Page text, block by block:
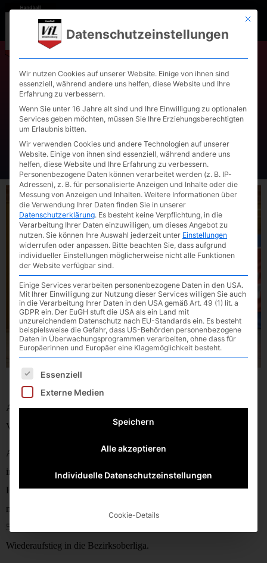
Handballherren mit
schweren Heimspiel gg. den
TSV Schleißheim
Auch am kommenden Wochenende stehen für die Handballer des
VfL Waldkraiburg viele Spiele an.
Am Samstag, den 03.02.2018 ist der TSV Schleißheim um 16 Uhr
in der heimischen Franz-Liszt-Halle Gegner der Waldkraiburger
Herren 1. Die Gäste aus dem Münchner Norden rangieren
momentan, Punktgleich mit Dachau II und Pfaffenhofen, auf dem
5. Tabellenplatz in der Bezirksliga und hofft weiter auf den
Wiederaufstieg in die Bezirksoberliga.
Mit
Datenschutzeinstellungen
Wir nutzen Cookies auf unserer Website. Einige von ihnen sind
essenziell, während andere uns helfen, diese Website und Ihre
Erfahrung zu verbessern.
Wenn Sie unter 16 Jahre alt sind und Ihre Einwilligung zu optionalen
Services geben möchten, müssen Sie Ihre Erziehungsberechtigten
um Erlaubnis bitten.
Wir verwenden Cookies und andere Technologien auf unserer
Website. Einige von ihnen sind essenziell, während andere uns
helfen, diese Website und Ihre Erfahrung zu verbessern.
Personenbezogene Daten können verarbeitet werden (z. B. IP-
Adressen), z. B. für personalisierte Anzeigen und Inhalte oder die
Messung von Anzeigen und Inhalten. Weitere Informationen über
die Verwendung Ihrer Daten finden Sie in unserer
Datenschutzerklärung. Es besteht keine Verpflichtung, in die
Verarbeitung Ihrer Daten einzuwilligen, um dieses Angebot zu
nutzen. Sie können Ihre Auswahl jederzeit unter Einstellungen
widerrufen oder anpassen. Bitte beachten Sie, dass aufgrund
individueller Einstellungen möglicherweise nicht alle Funktionen
der Website verfügbar sind.
Einige Services verarbeiten personenbezogene Daten in den USA.
Mit Ihrer Einwilligung zur Nutzung dieser Services willigen Sie auch
in die Verarbeitung Ihrer Daten in den USA gemäß Art. 49 (1) lit. a
GDPR ein. Der EuGH stuft die USA als ein Land mit
unzureichendem Datenschutz nach EU-Standards ein. Es besteht
beispielsweise die Gefahr, dass US-Behörden personenbezogene
Daten in Überwachungsprogrammen verarbeiten, ohne dass für
Europäerinnen und Europäer eine Klagemöglichkeit besteht.
Es folgt eine Liste der Service-Gruppen, für die eine
Essenziell
Externe Medien
Speichern
Alle akzeptieren
Individuelle Datenschutzeinstellungen
Cookie-Details